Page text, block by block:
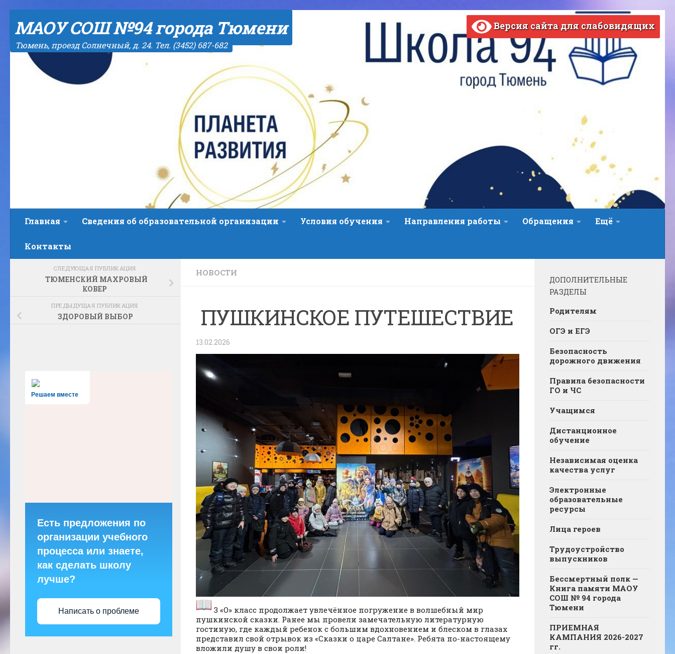
МАОУ СОШ №94 города Тюмени
Тюмень, проезд Солнечный, д. 24. Тел. (3452) 687-682
ВЕРСИЯ САЙТА ДЛЯ СЛАБОВИДЯЩИХ
Версия сайта для слабовидящих
Главная Сведения об образовательной организации Условия обучения Направления работы Обращения Ещё
Контакты
НОВОСТИ
ПУШКИНСКОЕ ПУТЕШЕСТВИЕ
13.02.2026
3 «О» класс продолжает увлечённое погружение в волшебный мир
пушкинской сказки. Ранее мы провели замечательную литературную
гостиную, где каждый ребенок с большим вдохновением и блеском в глазах
представил свой отрывок из «Сказки о царе Салтане». Ребята по-настоящему
вложили душу в свои роли!
СЛЕДУЮЩАЯ ПУБЛИКАЦИЯ
ТЮМЕНСКИЙ МАХРОВЫЙ
КОВЕР
ПРЕДЫДУЩАЯ ПУБЛИКАЦИЯ
ЗДОРОВЫЙ ВЫБОР
Решаем вместе
Есть предложения по
организации учебного
процесса или знаете,
как сделать школу
лучше?
Написать о проблеме
ДОПОЛНИТЕЛЬНЫЕ
РАЗДЕЛЫ
Родителям
ОГЭ и ЕГЭ
Безопасность
дорожного движения
Правила безопасности
ГО и ЧС
Учащимся
Дистанционное
обучение
Независимая оценка
качества услуг
Электронные
образовательные
ресурсы
Лица героев
Трудоустройство
выпускников
Бессмертный полк —
Книга памяти МАОУ
СОШ № 94 города
Тюмени
ПРИЕМНАЯ
КАМПАНИЯ 2026-2027
гг.